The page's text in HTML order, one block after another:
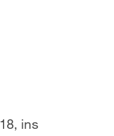
ins